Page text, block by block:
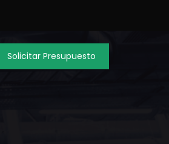
Solicitar Presupuesto